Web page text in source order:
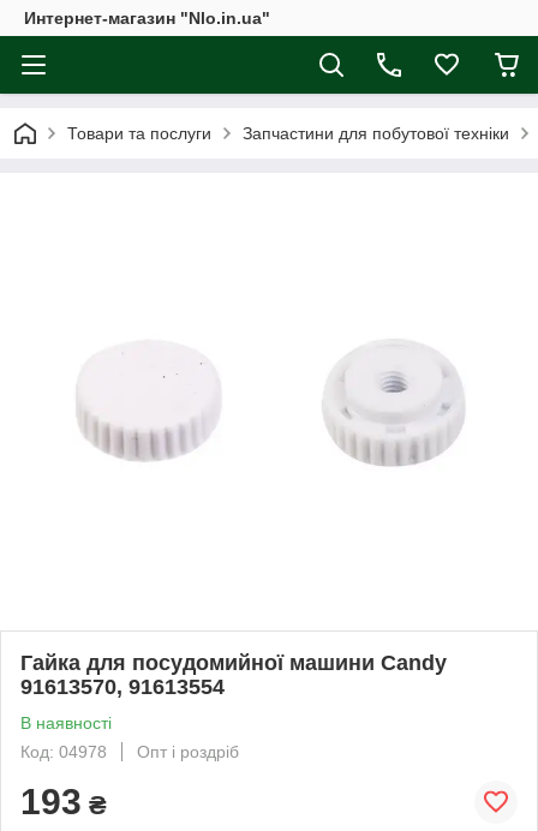
Интернет-магазин "Nlo.in.ua"
Товари та послуги Запчастини для побутової техніки
Гайка для посудомийної машини Candy
91613570, 91613554
В наявності
Код: 04978
Опт і роздріб
193 ₴